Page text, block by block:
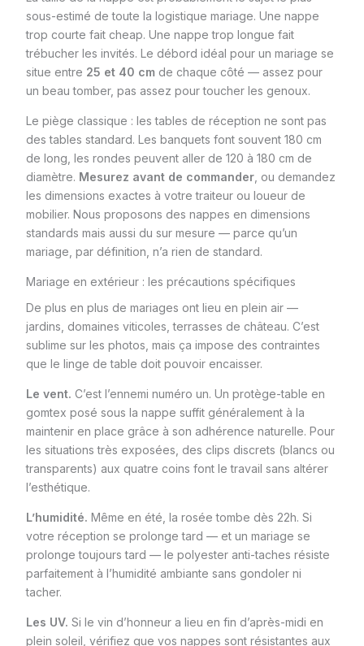
sous-estimé de toute la logistique mariage. Une nappe
trop courte fait cheap. Une nappe trop longue fait
trébucher les invités. Le débord idéal pour un mariage se
situe entre 25 et 40 cmde chaque côté — assez pour
un beau tomber, pas assez pour toucher les genoux.
Le piège classique : les tables de réception ne sont pas
des tables standard. Les banquets font souvent 180 cm
de long, les rondes peuvent aller de 120 à 180 cm de
diamètre. Mesurez avant de commander, ou demandez
les dimensions exactes à votre traiteur ou loueur de
mobilier. Nous proposons des nappes en dimensions
standards mais aussi du sur mesure — parce qu’un
mariage, par définition, n’a rien de standard.
Mariage en extérieur : les précautions spécifiques
De plus en plus de mariages ont lieu en plein air —
jardins, domaines viticoles, terrasses de château. C’est
sublime sur les photos, mais ça impose des contraintes
que le linge de table doit pouvoir encaisser.
Le vent. C’est l’ennemi numéro un. Un protège-table en
gomtex posé sous la nappe suffit généralement à la
maintenir en place grâce à son adhérence naturelle. Pour
les situations très exposées, des clips discrets (blancs ou
transparents) aux quatre coins font le travail sans altérer
l’esthétique.
L’humidité. Même en été, la rosée tombe dès 22h. Si
votre réception se prolonge tard — et un mariage se
prolonge toujours tard — le polyester anti-taches résiste
parfaitement à l’humidité ambiante sans gondoler ni
tacher.
Les UV. Si le vin d’honneur a lieu en fin d’après-midi en
plein soleil, vérifiez que vos nappes sont résistantes aux